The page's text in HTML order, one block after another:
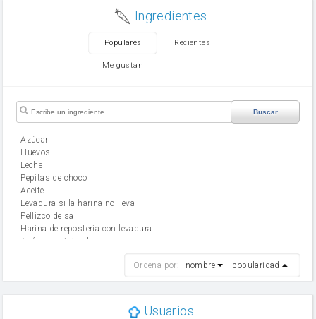
Ingredientes
Populares Recientes
Me gustan
Buscar
Azúcar
huevos
leche
Pepitas de choco
aceite
Levadura si la harina no lleva
Pellizco de sal
Harina de reposteria con levadura
Azúcar avainillado
mantequilla
Ordena por: nombre popularidad
Usuarios